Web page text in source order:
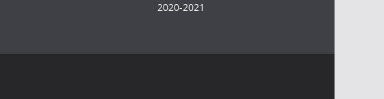
2020-2021